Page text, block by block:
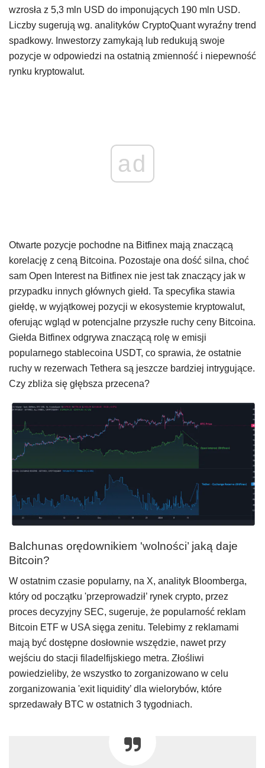
wzrosła z 5,3 mln USD do imponujących 190 mln USD.
Liczby sugerują wg. analityków CryptoQuant wyraźny trend
spadkowy. Inwestorzy zamykają lub redukują swoje
pozycje w odpowiedzi na ostatnią zmienność i niepewność
rynku kryptowalut.
ad
Otwarte pozycje pochodne na Bitfinex mają znaczącą
korelację z ceną Bitcoina. Pozostaje ona dość silna, choć
sam Open Interest na Bitfinex nie jest tak znaczący jak w
przypadku innych głównych giełd. Ta specyfika stawia
giełdę, w wyjątkowej pozycji w ekosystemie kryptowalut,
oferując wgląd w potencjalne przyszłe ruchy ceny Bitcoina.
Giełda Bitfinex odgrywa znaczącą rolę w emisji
popularnego stablecoina USDT, co sprawia, że ostatnie
ruchy w rezerwach Tethera są jeszcze bardziej intrygujące.
Czy zbliża się głębsza przecena?
Balchunas orędownikiem 'wolności’ jaką daje
Bitcoin?
W ostatnim czasie popularny, na X, analityk Bloomberga,
który od początku 'przeprowadził’ rynek crypto, przez
proces decyzyjny SEC, sugeruje, że popularność reklam
Bitcoin ETF w USA sięga zenitu. Telebimy z reklamami
mają być dostępne dosłownie wszędzie, nawet przy
wejściu do stacji filadelfijskiego metra. Złośliwi
powiedzieliby, że wszystko to zorganizowano w celu
zorganizowania 'exit liquidity’ dla wielorybów, które
sprzedawały BTC w ostatnich 3 tygodniach.